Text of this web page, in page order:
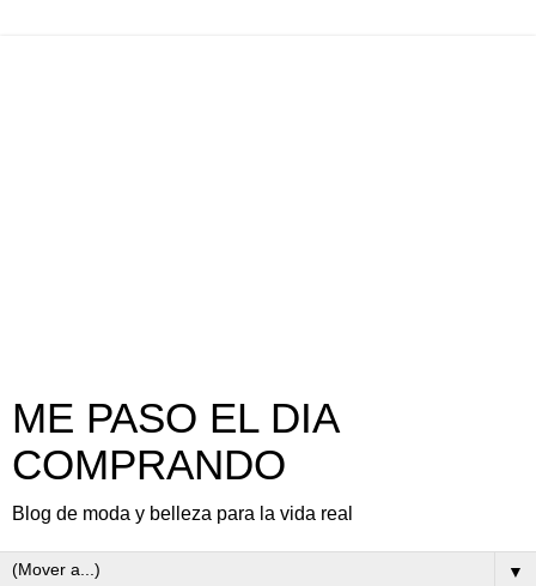
ME PASO EL DIA
COMPRANDO
Blog de moda y belleza para la vida real
▼